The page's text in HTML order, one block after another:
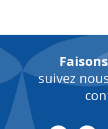
suivez